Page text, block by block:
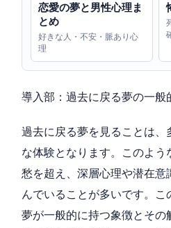
恋愛の夢と男性心理ま
とめ
好きな人・不安・脈あり心
理
導入部：過去に戻る夢の一般
過去に戻る夢を見ることは、
な体験となります。このよ
愁を超え、深層心理や潜在意
んでいることが多いです。こ
夢が一般的に持つ象徴とその